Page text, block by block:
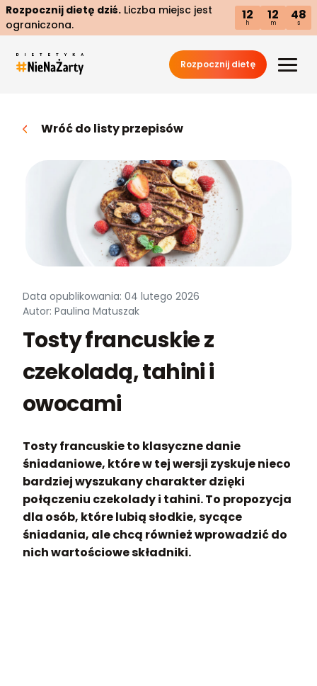
Rozpocznij dietę dziś. Liczba miejsc jest
ograniczona.
12
h
12
m
47
s
Rozpocznij dietę
Wróć do listy przepisów
Data opublikowania: 04 lutego 2026
Autor: Paulina Matuszak
Tosty francuskie z
czekoladą, tahini i
owocami
Tosty francuskie to klasyczne danie
śniadaniowe, które w tej wersji zyskuje nieco
bardziej wyszukany charakter dzięki
połączeniu czekolady i tahini. To propozycja
dla osób, które lubią słodkie, sycące
śniadania, ale chcą również wprowadzić do
nich wartościowe składniki.